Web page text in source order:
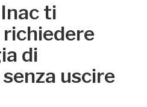
ti
di
uscire